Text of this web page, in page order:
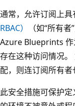
通常，允许订阅上具
RBAC）
（如“所有
Azure Blueprints 作
存在这种访问情况。
配，则连订阅所有者
此安全措施可保护